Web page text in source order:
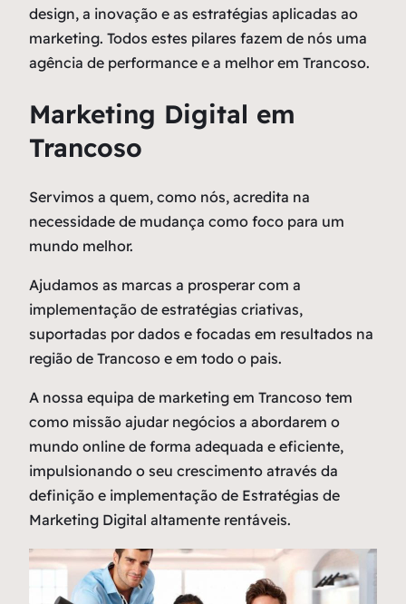
design, a inovação e as estratégias aplicadas ao
marketing. Todos estes pilares fazem de nós uma
agência de performance e a melhor em Trancoso.
Marketing Digital em
Trancoso
Servimos a quem, como nós, acredita na
necessidade de mudança como foco para um
mundo melhor.
Ajudamos as marcas a prosperar com a
implementação de estratégias criativas,
suportadas por dados e focadas em resultados na
região de Trancoso e em todo o pais.
A nossa equipa de marketing em Trancoso tem
como missão ajudar negócios a abordarem o
mundo online de forma adequada e eficiente,
impulsionando o seu crescimento através da
definição e implementação de Estratégias de
Marketing Digital altamente rentáveis.